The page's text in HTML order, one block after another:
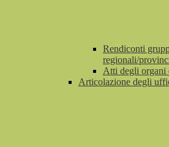
Rendiconti
regionali/
Atti degli organi
Articolazione degli